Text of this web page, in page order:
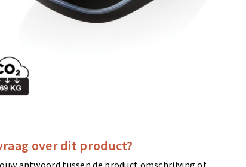
over dit product?